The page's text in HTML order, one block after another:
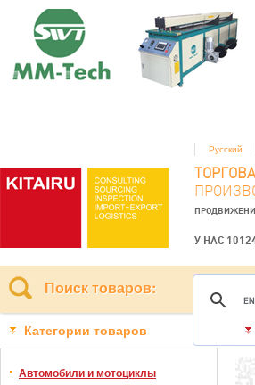
Русский
У НАС
Поиск товаров:
Категории товаров
Автомобили и мотоциклы